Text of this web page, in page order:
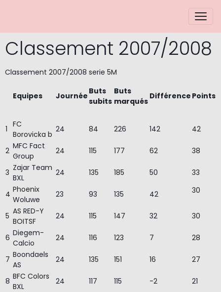
Classement 2007/2008
Classement 2007/2008 serie 5M
Equipes Journée Buts
subits
Buts
marqués
Différence Points
1 FC
Borovicka b
24 84 226 142 42
2 MFC Fact
Group
24 115 177 62 38
3 Zajar Team
BXL
24 135 185 50 33
4 Phoenix
Woluwe
23 93 135 42 30
5 AS RED-Y
BOITSF
24 115 147 32 30
6 Diegem-
Calcio
24 116 123 7 28
7 Boondaels
AS
24 135 151 16 27
8 BFC Colors
BXL
24 117 115 -2 21